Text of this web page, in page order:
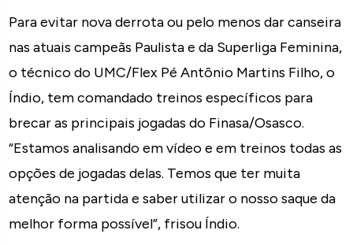
Para evitar nova derrota ou pelo menos dar canseira
nas atuais campeãs Paulista e da Superliga Feminina,
o técnico do UMC/Flex Pé Antônio Martins Filho, o
Índio, tem comandado treinos específicos para
brecar as principais jogadas do Finasa/Osasco.
“Estamos analisando em vídeo e em treinos todas as
opções de jogadas delas. Temos que ter muita
atenção na partida e saber utilizar o nosso saque da
melhor forma possível”, frisou Índio.